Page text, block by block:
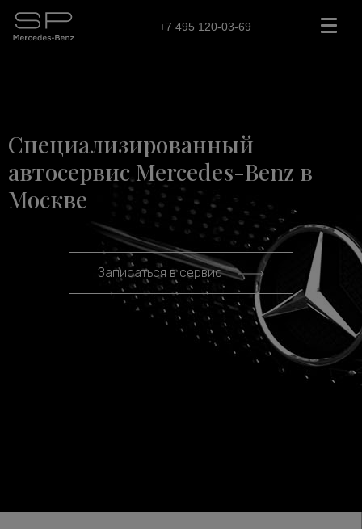
+7 495 120-03-69
Специализированный
автосервис Mercedes-Benz в
Москве
Записаться в сервис